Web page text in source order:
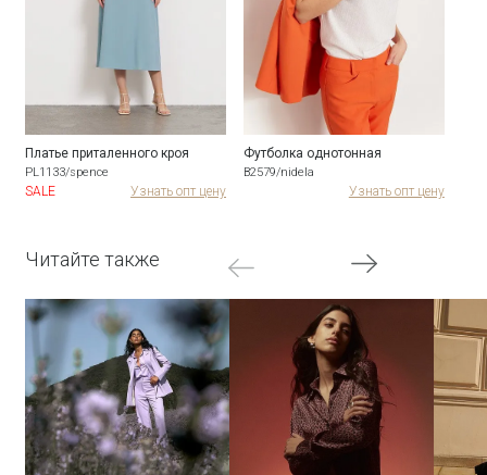
Платье приталенного кроя
PL1133/spence
SALE Узнать опт цену
Футболка однотонная
B2579/nidela
Узнать опт цену
Читайте также